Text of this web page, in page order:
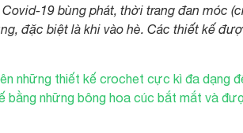
19 bùng phát, thời trang đan móc
đặc biệt là khi vào hè. Các thiết kế